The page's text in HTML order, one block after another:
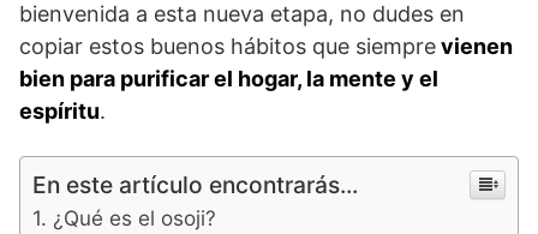
bienvenida a esta nueva etapa, no dudes en
copiar estos buenos hábitos que siemprevienen
bien para purificar el hogar, la mente y el
espíritu.
En este artículo encontrarás...
¿Qué es el osoji?